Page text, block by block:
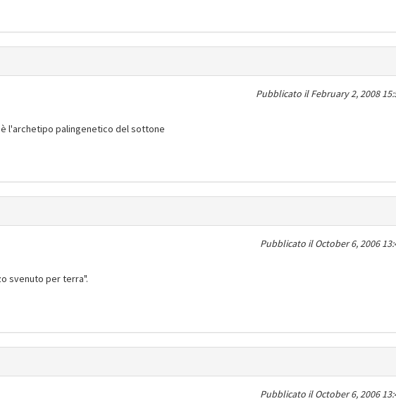
Pubblicato ilFebruary 2, 2008
l'archetipo palingenetico del sottone
Pubblicato ilOctober 6, 2006
svenuto per terra".
Pubblicato ilOctober 6, 2006